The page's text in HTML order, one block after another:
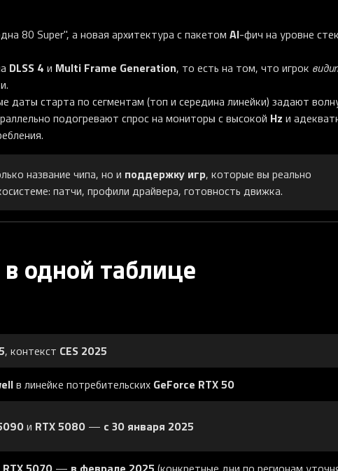
80 Super", а новая архитектура с пакетом AI-фич на уровне
DLSS 4 и Multi Frame Generation, то есть на том, что игрок
даты старта по сегментам (топ и середина линейки) задают
подогревают спрос на мониторы с высокой Hz и
название чипа, но и поддержку игр, которые вы реально
патчи, профили драйвера, готовность движка.
одной таблице
, контекст CES 2025
в линейке потребительских GeForce RTX 50
и RTX 5080 — с 30 января 2025
RTX 5070 в феврале 2025